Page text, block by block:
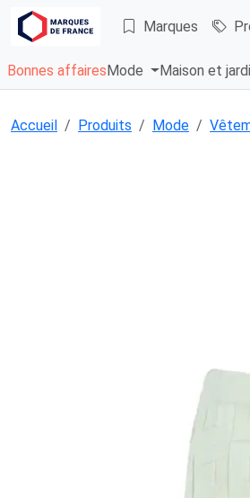
Marques
Bonnes affaires Mode Maison et
Accueil Produits Mode